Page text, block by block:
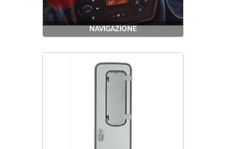
NAVIGAZIONE